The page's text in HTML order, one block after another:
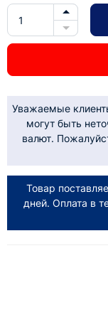
Уважаемые
могут быть
валют.
Товар
дней. Оплата в